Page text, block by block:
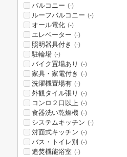
バルコニー (-)
ルーフバルコニー (-)
オール電化 (-)
エレベーター (-)
照明器具付き (-)
駐輪場 (-)
バイク置場あり (-)
家具・家電付き (-)
洗濯機置場有 (-)
外観タイル張り (-)
コンロ２口以上 (-)
食器洗い乾燥機 (-)
システムキッチン (-)
対面式キッチン (-)
バス・トイレ別 (-)
追焚機能浴室 (-)